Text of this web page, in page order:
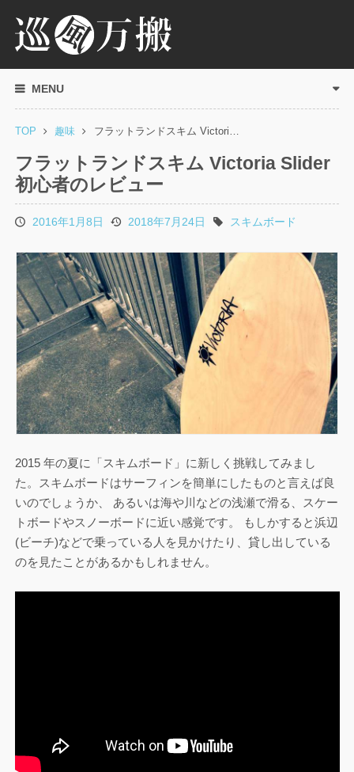
MENU
TOP 趣味 フラットランドスキム Victori…
フラットランドスキム Victoria Slider
初心者のレビュー
投
日
2016年1月8日
更
日
2018年7月24日
タスキムボード
2015 年の夏に「スキムボード」に新しく挑戦してみまし
た。スキムボードはサーフィンを簡単にしたものと言えば良
いのでしょうか、 あるいは海や川などの浅瀬で滑る、スケー
トボードやスノーボードに近い感覚です。 もしかすると浜辺
(ビーチ)などで乗っている人を見かけたり、貸し出している
のを見たことがあるかもしれません。